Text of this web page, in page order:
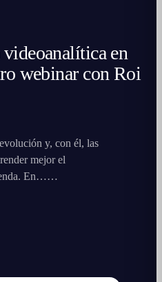
en
webinar con Roi
y, con él, las
mejor el
En……